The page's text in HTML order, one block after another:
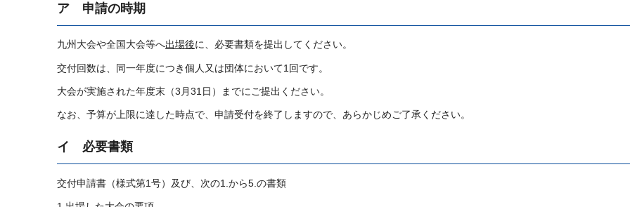
ア 申請の時期
九州大会や全国大会等へ出場後に、必要書類を提出してください。
交付回数は、同一年度につき個人又は団体において1回です。
大会が実施された年度末（3月31日）までにご提出ください。
なお、予算が上限に達した時点で、申請受付を終了しますので、あらかじめご了承ください。
イ 必要書類
交付申請書（様式第1号）及び、次の1.から5.の書類